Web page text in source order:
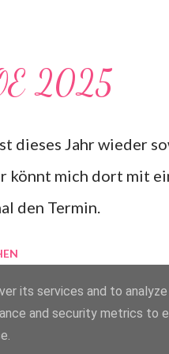
Plätze vorhanden.
2025
dieses Jahr wieder
könnt mich dort mit
den Termin.
its services and to
and security metrics to